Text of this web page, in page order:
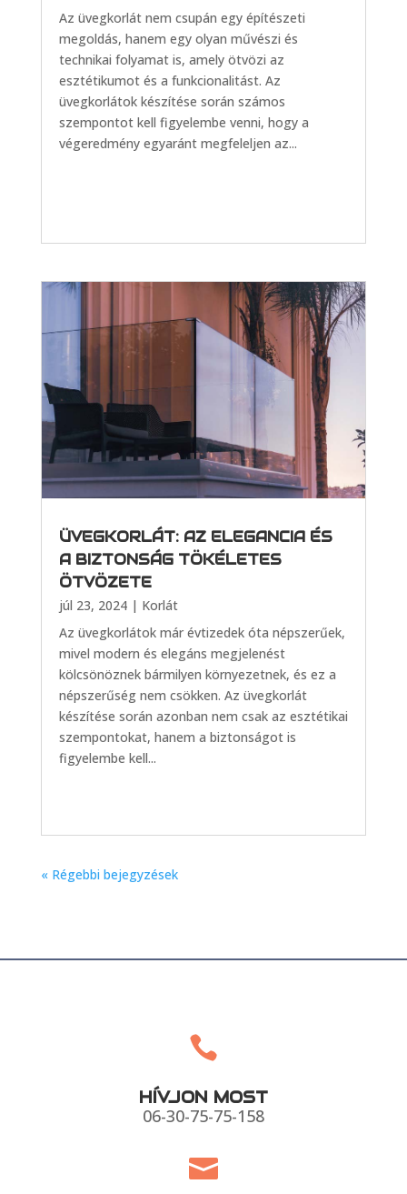
Az üvegkorlát nem csupán egy építészeti
megoldás, hanem egy olyan művészi és
technikai folyamat is, amely ötvözi az
esztétikumot és a funkcionalitást. Az
üvegkorlátok készítése során számos
szempontot kell figyelembe venni, hogy a
végeredmény egyaránt megfeleljen az...
ÜVEGKORLÁT: AZ ELEGANCIA ÉS
A BIZTONSÁG TÖKÉLETES
ÖTVÖZETE
júl 23, 2024| Korlát
Az üvegkorlátok már évtizedek óta népszerűek,
mivel modern és elegáns megjelenést
kölcsönöznek bármilyen környezetnek, és ez a
népszerűség nem csökken. Az üvegkorlát
készítése során azonban nem csak az esztétikai
szempontokat, hanem a biztonságot is
figyelembe kell...
« Régebbi bejegyzések

HÍVJON MOST
06-30-75-75-158
